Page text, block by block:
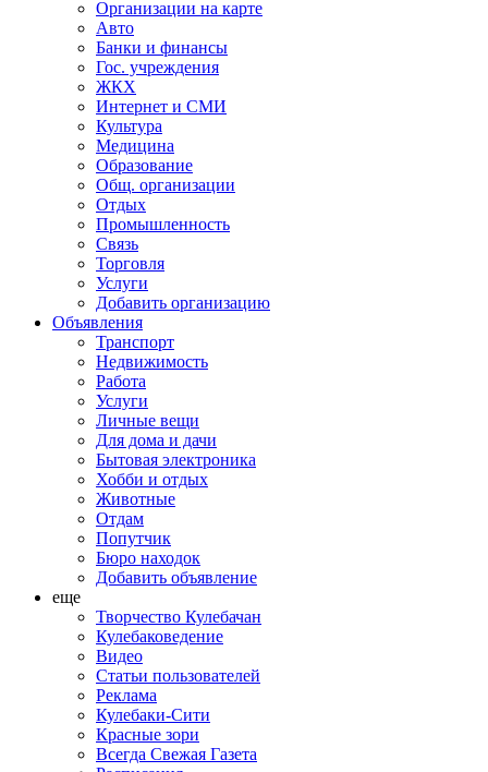
Организации на карте
Авто
Банки и финансы
Гос. учреждения
ЖКХ
Интернет и СМИ
Культура
Медицина
Образование
Общ. организации
Отдых
Промышленность
Связь
Торговля
Услуги
Добавить организацию
Объявления
Транспорт
Недвижимость
Работа
Услуги
Личные вещи
Для дома и дачи
Бытовая электроника
Хобби и отдых
Животные
Отдам
Попутчик
Бюро находок
Добавить объявление
еще
Творчество Кулебачан
Кулебаковедение
Видео
Статьи пользователей
Реклама
Кулебаки-Сити
Красные зори
Всегда Свежая Газета